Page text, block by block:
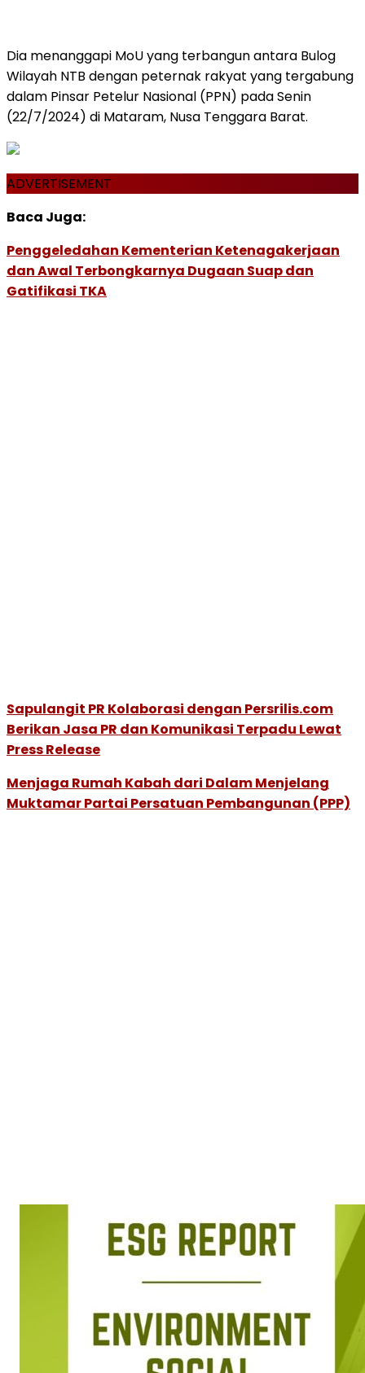
Dia menanggapi MoU yang terbangun antara Bulog
Wilayah NTB dengan peternak rakyat yang tergabung
dalam Pinsar Petelur Nasional (PPN) pada Senin
(22/7/2024) di Mataram, Nusa Tenggara Barat.
ADVERTISEMENT
Baca Juga:
Penggeledahan Kementerian Ketenagakerjaan
dan Awal Terbongkarnya Dugaan Suap dan
Gatifikasi TKA
Sapulangit PR Kolaborasi dengan Persrilis.com
Berikan Jasa PR dan Komunikasi Terpadu Lewat
Press Release
Menjaga Rumah Kabah dari Dalam Menjelang
Muktamar Partai Persatuan Pembangunan (PPP)